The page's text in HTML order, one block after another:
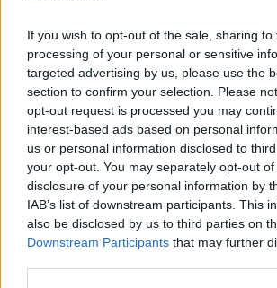
If you wish to opt-out of the sale, sharing
processing of your personal or sensitive
targeted advertising by us, please use the
section to confirm your selection. Please
opt-out request is processed you may
interest-based ads based on personal
us or personal information disclosed to
your opt-out. You may separately opt-out
disclosure of your personal information by
IAB’s list of downstream participants. This
also be disclosed by us to third parties on
Downstream Participants that may further
Piotra "nawrota" Nawrockiego byli
16:11!
Rozdrażnione Myszy odpowiedziały
siebie Anciencie, gdzie od pierwszych
kontrolowały przebieg wydarzeń na
razem polska piątka nie miała już tylu
tak naprawdę tylko w jednym
pokazać nieco lepszą dyspozycję.
po rozpoczęciu drugiej połowy, gdy
zgarnęli zarówno pistoletówkę, jak i